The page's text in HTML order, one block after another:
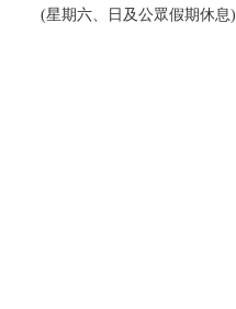
(星期六、日及公眾假期休息)